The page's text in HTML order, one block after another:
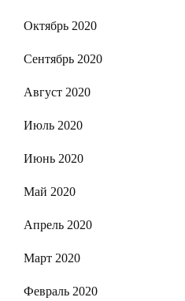
Октябрь 2020
Сентябрь 2020
Август 2020
Июль 2020
Июнь 2020
Май 2020
Апрель 2020
Март 2020
Февраль 2020